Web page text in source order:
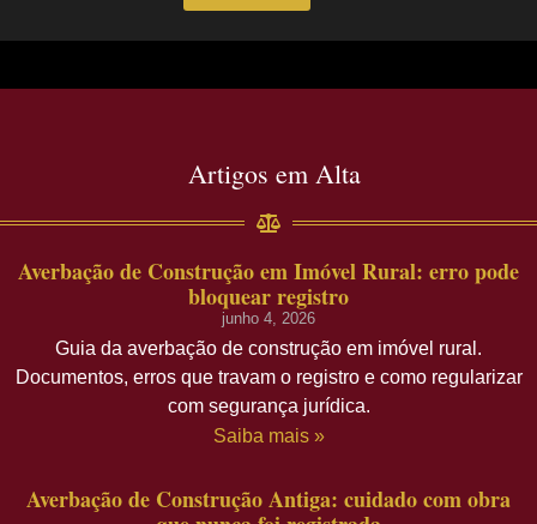
Artigos em Alta
Averbação de Construção em Imóvel Rural: erro pode
bloquear registro
junho 4, 2026
Guia da averbação de construção em imóvel rural.
Documentos, erros que travam o registro e como regularizar
com segurança jurídica.
Saiba mais »
Averbação de Construção Antiga: cuidado com obra